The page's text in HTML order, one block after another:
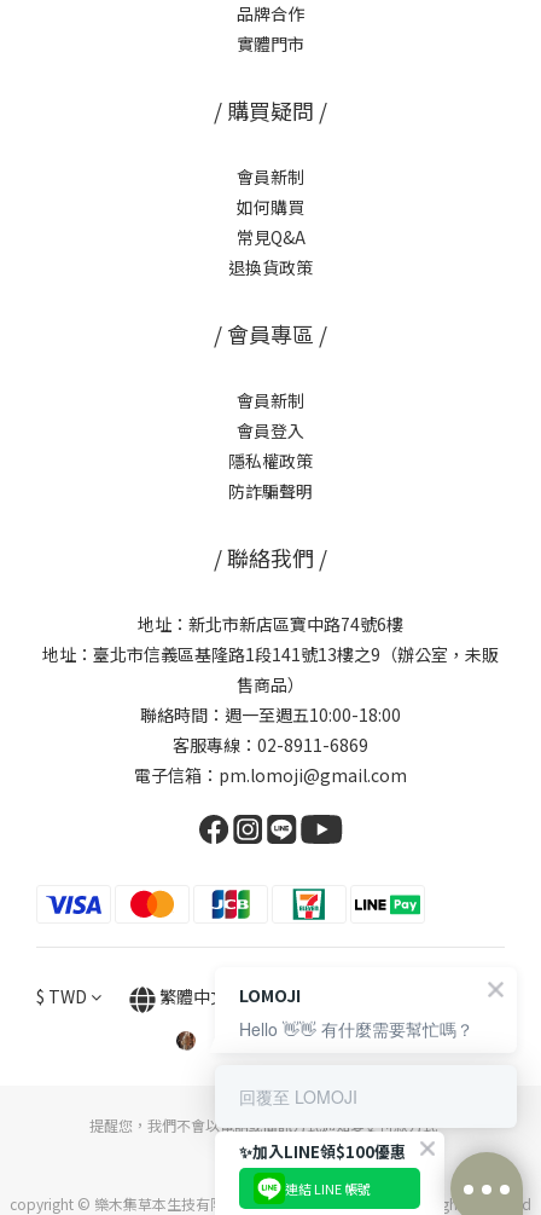
品牌合作
實體門市
/ 購買疑問 /
會員新制
如何購買
常見Q&A
退換貨政策
/ 會員專區 /
會員新制
會員登入
隱私權政策
防詐騙聲明
/ 聯絡我們 /
地址：新北市新店區寶中路74號6樓
地址：臺北市信義區基隆路1段141號13樓之9（辦公室，未販
售商品）
聯絡時間：週一至週五10:00-18:00
客服專線：02-8911-6869
電子信箱：pm.lomoji@gmail.com
$ TWD 繁體中文
提醒您，我們不會以電話或簡訊方式通知變更付款方式。
copyright © 樂木集草本生技有限公司 統一編號：54022776 . All Rights Reserved
LOMOJI
Hello 👋👋 有什麼需要幫忙嗎？
回覆至 LOMOJI
✨加入LINE領$100優惠
連結 LINE 帳號